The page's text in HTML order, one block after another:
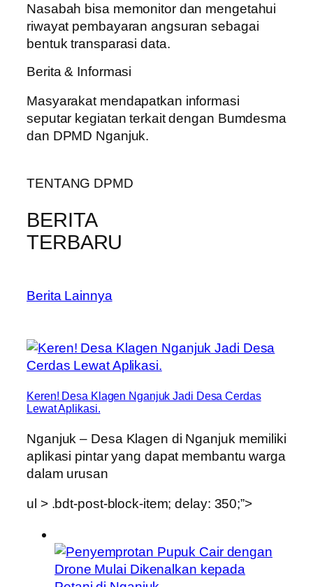
Nasabah bisa memonitor dan mengetahui
riwayat pembayaran angsuran sebagai
bentuk transparasi data.
Berita & Informasi
Masyarakat mendapatkan informasi
seputar kegiatan terkait dengan Bumdesma
dan DPMD Nganjuk.
TENTANG DPMD
BERITA
TERBARU
Berita Lainnya
Keren! Desa Klagen Nganjuk Jadi Desa Cerdas
Lewat Aplikasi.
Nganjuk – Desa Klagen di Nganjuk memiliki
aplikasi pintar yang dapat membantu warga
dalam urusan
ul > .bdt-post-block-item; delay: 350;”>